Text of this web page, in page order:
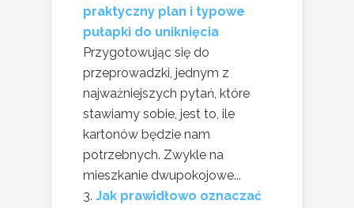
praktyczny plan i typowe
pułapki do uniknięcia
Przygotowując się do
przeprowadzki, jednym z
najważniejszych pytań, które
stawiamy sobie, jest to, ile
kartonów będzie nam
potrzebnych. Zwykle na
mieszkanie dwupokojowe...
Jak prawidłowo oznaczać